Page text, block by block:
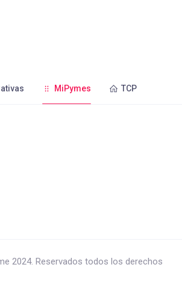
MiPymes TCP
2024. Reservados todos los derechos